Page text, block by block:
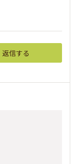
返信する